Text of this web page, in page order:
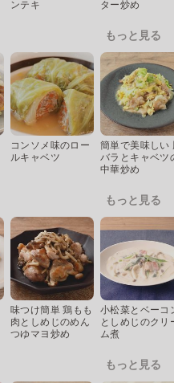
ンテキ
ター炒め
もっと見る
コンソメ味のロー
ルキャベツ
簡単で美味しい
バラとキャベツ
中華炒め
もっと見る
味つけ簡単 鶏もも
肉としめじのめん
つゆマヨ炒め
小松菜とベーコ
としめじのクリ
ム煮
もっと見る